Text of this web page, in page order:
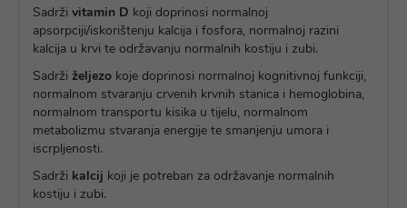
Sadrži vitamin D koji doprinosi normalnoj
apsorpciji/iskorištenju kalcija i fosfora, normalnoj razini
kalcija u krvi te održavanju normalnih kostiju i zubi.
Sadrži željezo koje doprinosi normalnoj kognitivnoj funkciji,
normalnom stvaranju crvenih krvnih stanica i hemoglobina,
normalnom transportu kisika u tijelu, normalnom
metabolizmu stvaranja energije te smanjenju umora i
iscrpljenosti.
Sadrži kalcij koji je potreban za održavanje normalnih
kostiju i zubi.